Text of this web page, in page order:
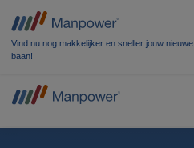
Vind nu nog makkelijker en sneller jouw nieuwe
baan!